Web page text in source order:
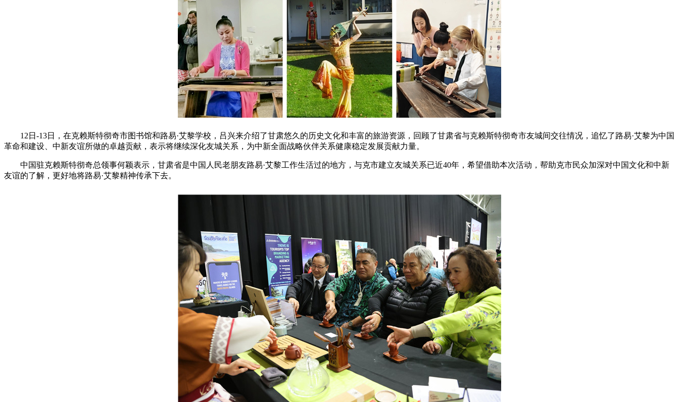
12日-13日，在克赖斯特彻奇市图书馆和路易·艾黎学校，吕兴来介绍了甘肃悠久的历史文化和丰富的旅游资源，回顾了甘肃省与克赖斯特彻奇市友城间交往情况，追忆了路易·艾黎为中国
革命和建设、中新友谊所做的卓越贡献，表示将继续深化友城关系，为中新全面战略伙伴关系健康稳定发展贡献力量。
中国驻克赖斯特彻奇总领事何颖表示，甘肃省是中国人民老朋友路易·艾黎工作生活过的地方，与克市建立友城关系已近40年，希望借助本次活动，帮助克市民众加深对中国文化和中新
友谊的了解，更好地将路易·艾黎精神传承下去。